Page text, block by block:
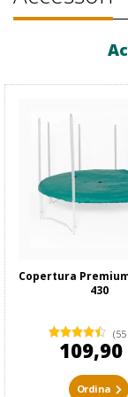
Copertura
430
109,90
Ordina